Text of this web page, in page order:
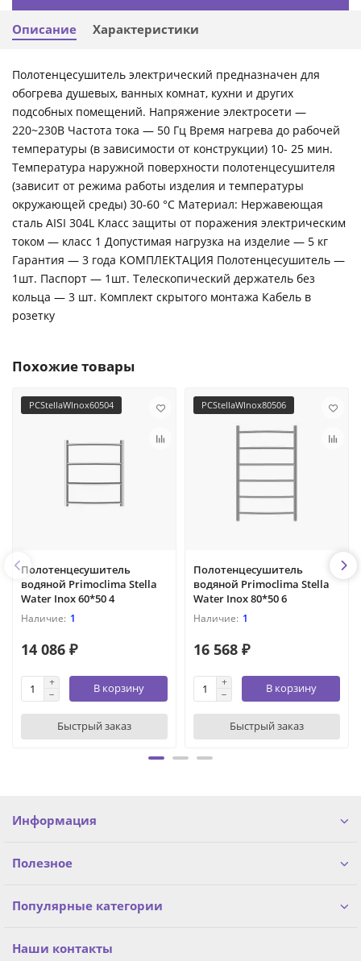
Описание Характеристики
Полотенцесушитель электрический предназначен для
обогрева душевых, ванных комнат, кухни и других
подсобных помещений. Напряжение электросети —
220~230В Частота тока — 50 Гц Время нагрева до рабочей
температуры (в зависимости от конструкции) 10- 25 мин.
Температура наружной поверхности полотенцесушителя
(зависит от режима работы изделия и температуры
окружающей среды) 30-60 °С Материал: Нержавеющая
сталь AISI 304L Класс защиты от поражения электрическим
током — класс 1 Допустимая нагрузка на изделие — 5 кг
Гарантия — 3 года КОМПЛЕКТАЦИЯ Полотенцесушитель —
1шт. Паспорт — 1шт. Телескопический держатель без
кольца — 3 шт. Комплект скрытого монтажа Кабель в
розетку
Похожие товары
PCStellaWInox60504
Полотенцесушитель
водяной Primoclima Stella
Water Inox 60*50 4
1
14 086 ₽
В корзину
Быстрый заказ
PCStellaWInox80506
Полотенцесушитель
водяной Primoclima Stella
Water Inox 80*50 6
1
16 568 ₽
В корзину
Быстрый заказ
Информация
Полезное
Популярные категории
Наши контакты